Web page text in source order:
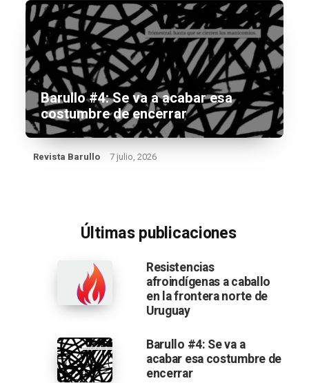
Barullo #4: Se va a acabar esa
costumbre de encerrar
Revista Barullo 7 julio, 2026
Últimas publicaciones
Resistencias
afroindígenas a caballo
en la frontera norte de
Uruguay
Barullo #4: Se va a
acabar esa costumbre de
encerrar